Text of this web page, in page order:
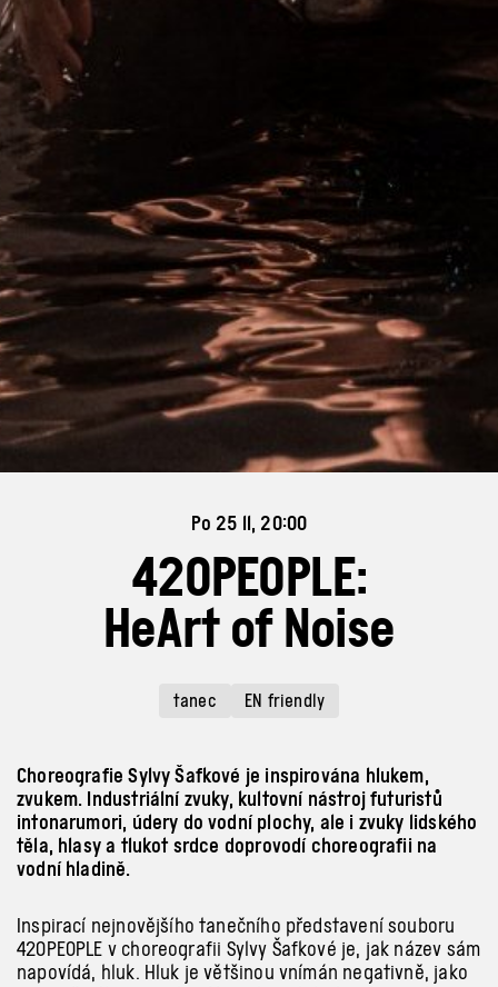
Po 25 11, 20:00
420PEOPLE:
HeArt of Noise
tanec EN friendly
Choreografie Sylvy Šafkové je inspirována hlukem,
zvukem. Industriální zvuky, kultovní nástroj futuristů
intonarumori, údery do vodní plochy, ale i zvuky lidského
těla, hlasy a tlukot srdce doprovodí choreografii na
vodní hladině.
Inspirací nejnovějšího tanečního představení souboru
420PEOPLE v choreografii Sylvy Šafkové je, jak název sám
napovídá, hluk. Hluk je většinou vnímán negativně, jako